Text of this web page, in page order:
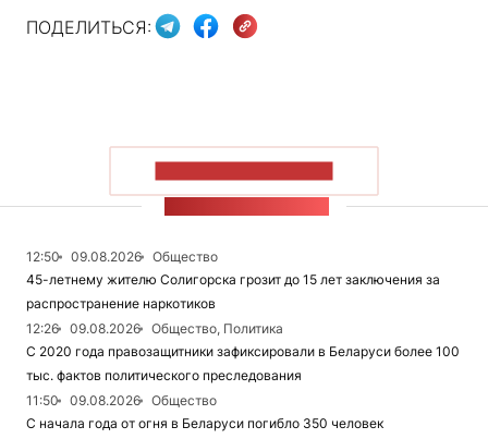
ПОДЕЛИТЬСЯ:
12:50 09.08.2026
Общество
45-летнему жителю Солигорска грозит до 15 лет заключения за
распространение наркотиков
12:26
09.08.2026
Общество, Политика
С 2020 года правозащитники зафиксировали в Беларуси более 100
тыс. фактов политического преследования
11:50
09.08.2026
Общество
С начала года от огня в Беларуси погибло 350 человек